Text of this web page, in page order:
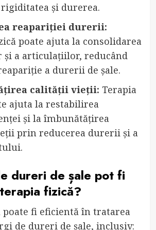
și durerea.
reapariției durerii:
poate ajuta la consolidarea
și a articulațiilor, reducând
a durerii de șale.
calității vieții: Terapia
ajuta la restabilirea
și la îmbunătățirea
prin reducerea durerii și a
dureri de șale pot fi
fizică?
poate fi eficientă în tratarea
de dureri de șale, inclusiv: